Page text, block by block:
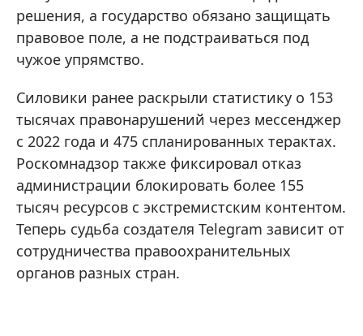
решения, а государство обязано защищать
правовое поле, а не подстраиваться под
чужое упрямство.
Силовики ранее раскрыли статистику о 153
тысячах правонарушений через мессенджер
с 2022 года и 475 спланированных терактах.
Роскомнадзор также фиксировал отказ
администрации блокировать более 155
тысяч ресурсов с экстремистским контентом.
Теперь судьба создателя Telegram зависит от
сотрудничества правоохранительных
органов разных стран.